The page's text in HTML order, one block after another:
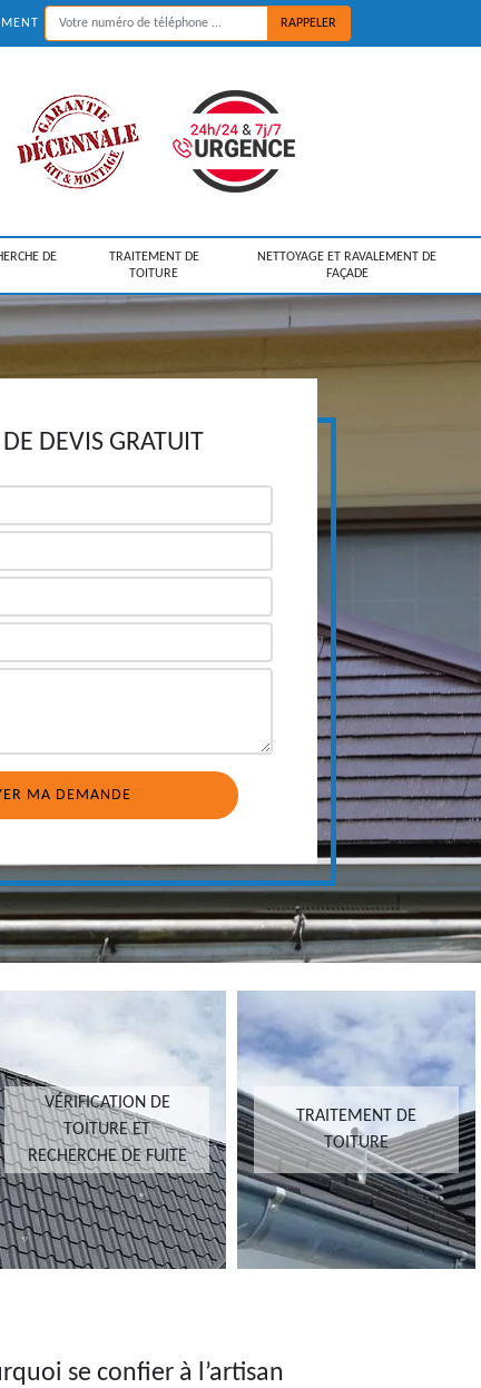
DE
TRAITEMENT DE
TOITURE
NETTOYAGE ET RAVALEMENT DE
FAÇADE
DEVIS GRATUIT
VÉRIFICATION DE
TOITURE ET
RECHERCHE DE FUITE
TRAITEMENT DE
TOITURE
se confier à l’artisan